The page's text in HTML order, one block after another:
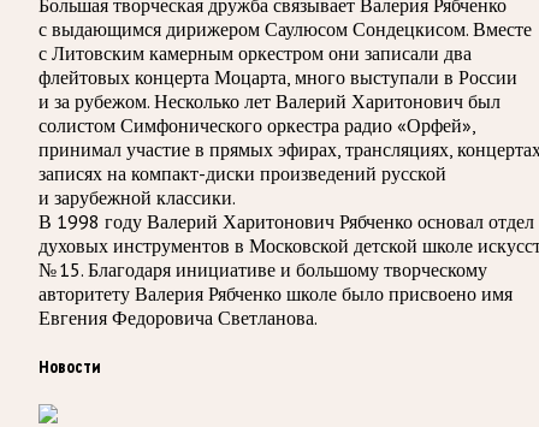
с выдающимся дирижером Саулюсом Сондецкисом. Вместе
с Литовским камерным оркестром они записали два
флейтовых концерта Моцарта, много выступали в России
и за рубежом. Несколько лет Валерий Харитонович был
солистом Симфонического оркестра радио «Орфей»,
принимал участие в прямых эфирах, трансляциях,
записях на компакт-диски произведений русской
и зарубежной классики.
В 1998 году Валерий Харитонович Рябченко основал отдел
духовых инструментов в Московской детской школе
№ 15. Благодаря инициативе и большому творческому
авторитету Валерия Рябченко школе было присвоено имя
Евгения Федоровича Светланова.
Новости